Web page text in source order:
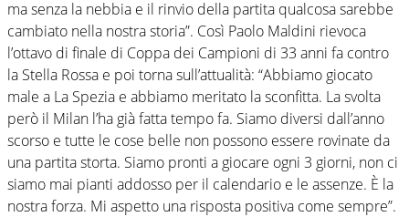
ma senza la nebbia e il rinvio della partita qualcosa sarebbe
cambiato nella nostra storia”. Così Paolo Maldini rievoca
l’ottavo di finale di Coppa dei Campioni di 33 anni fa contro
la Stella Rossa e poi torna sull’attualità: “Abbiamo giocato
male a La Spezia e abbiamo meritato la sconfitta. La svolta
però il Milan l’ha già fatta tempo fa. Siamo diversi dall’anno
scorso e tutte le cose belle non possono essere rovinate da
una partita storta. Siamo pronti a giocare ogni 3 giorni, non ci
siamo mai pianti addosso per il calendario e le assenze. È la
nostra forza. Mi aspetto una risposta positiva come sempre”.